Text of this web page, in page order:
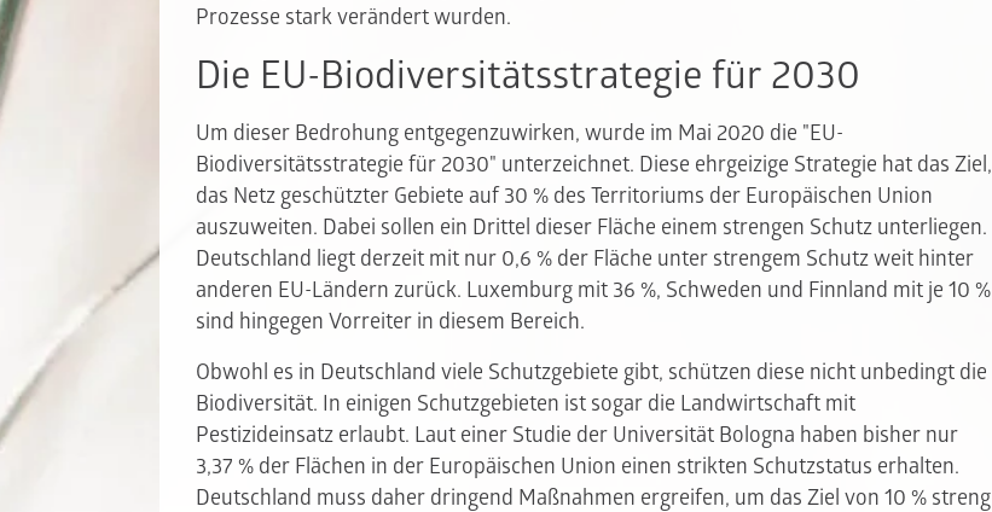
Prozesse stark verändert wurden.
Die EU-Biodiversitätsstrategie für 2030
Um dieser Bedrohung entgegenzuwirken, wurde im Mai 2020 die "EU-
Biodiversitätsstrategie für 2030" unterzeichnet. Diese ehrgeizige Strategie hat das Ziel,
das Netz geschützter Gebiete auf 30 % des Territoriums der Europäischen Union
auszuweiten. Dabei sollen ein Drittel dieser Fläche einem strengen Schutz unterliegen.
Deutschland liegt derzeit mit nur 0,6 % der Fläche unter strengem Schutz weit hinter
anderen EU-Ländern zurück. Luxemburg mit 36 %, Schweden und Finnland mit je 10 %
sind hingegen Vorreiter in diesem Bereich.
Obwohl es in Deutschland viele Schutzgebiete gibt, schützen diese nicht unbedingt die
Biodiversität. In einigen Schutzgebieten ist sogar die Landwirtschaft mit
Pestizideinsatz erlaubt. Laut einer Studie der Universität Bologna haben bisher nur
3,37 % der Flächen in der Europäischen Union einen strikten Schutzstatus erhalten.
Deutschland muss daher dringend Maßnahmen ergreifen, um das Ziel von 10 % streng